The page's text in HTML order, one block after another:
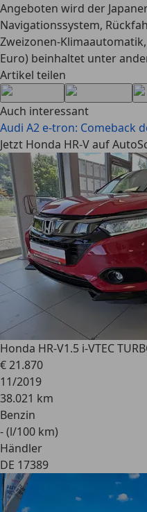
Angeboten wird der
Navigationssystem,
Zweizonen-
Euro) beinhaltet unter
Artikel teilen
Auch interessant
Audi A2 e-tron: Comeback
Jetzt Honda HR-V auf
Honda HR-V1.5 i-VTEC
€ 21.870
11/2019
38.021 km
Benzin
- (l/100 km)
Händler
DE 17389